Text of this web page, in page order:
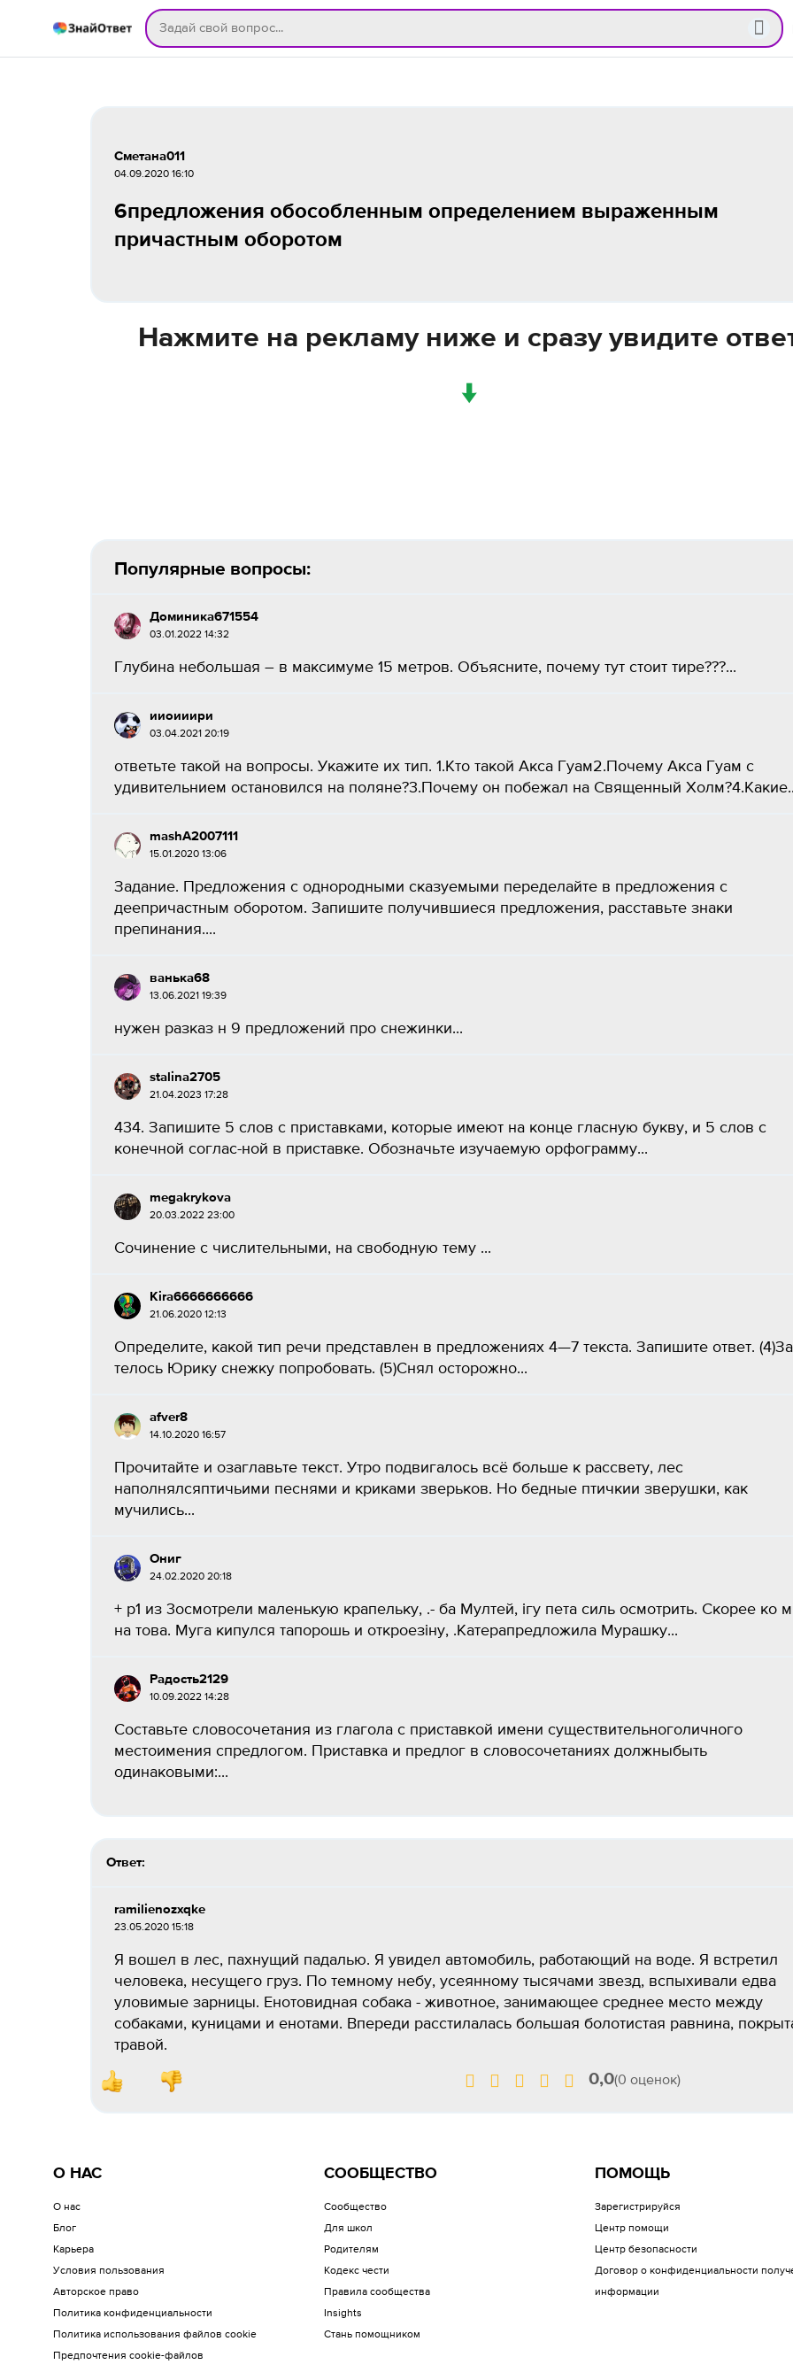
Сметана011
04.09.2020 16:10
6предложения обособленным определением выраженным
причастным оборотом
Нажмите на рекламу ниже и сразу увидите
↓
Популярные вопросы:
Доминика671554
03.01.2022 14:32
Глубина небольшая – в максимуме 15 метров. Объясните, почему тут стоит тире???...
ииоииири
03.04.2021 20:19
ответьте такой на вопросы. Укажите их тип. 1.Кто такой Акса Гуам2.Почему Акса Гуам с
удивительнием остановился на поляне?3.Почему он побежал на Священный
mashA2007111
15.01.2020 13:06
Задание. Предложения с однородными сказуемыми переделайте в предложения с
деепричастным оборотом. Запишите получившиеся предложения, расставьте знаки
препинания....
ванька68
13.06.2021 19:39
нужен разказ н 9 предложений про снежинки...
stalina2705
21.04.2023 17:28
434. Запишите 5 слов с приставками, которые имеют на конце гласную букву, и 5 слов с
конечной соглас-ной в приставке. Обозначьте изучаемую орфограмму​...
megakrykova
20.03.2022 23:00
Сочинение с числительными, на свободную тему ​...
Kira6666666666
21.06.2020 12:13
Опре­де­ли­те, какой тип речи пред­став­лен в пред­ло­же­ни­ях 4—7 тек­ста. За­пи­ши­те ответ.
те­лось Юрику снеж­ку по­про­бо­вать. (5)Снял осто­рож­но...
afver8
14.10.2020 16:57
Прочитайте и озаглавьте текст. Утро подвигалось всё больше к рассвету, лес
наполнялсяптичьими песнями и криками зверьков. Но бедные птичкии зверушки, как
мучились...
Ониг
24.02.2020 20:18
+ р1 из 3осмотрели маленькую крапельку, .- ба Мултей, ігу пета силь осмотрить. Скорее ко
на това. Муга кипулся тапорошь и откроезіну, .Катерапредложила Мурашку...
Радость2129
10.09.2022 14:28
Составьте словосочетания из глагола с приставкой имени существительноголичного
местоимения спредлогом. Приставка и предлог в словосочетаниях должныбыть
одинаковыми:...
Ответ:
ramilienozxqke
23.05.2020 15:18
Я вошел в лес, пахнущий падалью. Я увидел автомобиль, работающий на воде. Я встретил
человека, несущего груз. По темному небу, усеянному тысячами звезд, вспыхивали едва
уловимые зарницы. Енотовидная собака - животное, занимающее среднее место между
собаками, куницами и енотами. Впереди расстилалась большая болотистая равнина,
травой.
0,0(0 оценок)
О НАС
О нас
Блог
Карьера
Условия пользования
Авторское право
Политика конфиденциальности
Политика использования файлов cookie
Предпочтения cookie-файлов
СООБЩЕСТВО
Сообщество
Для школ
Родителям
Кодекс чести
Правила сообщества
Insights
Стань помощником
ПОМОЩЬ
Зарегистрируйся
Центр помощи
Центр безопасности
Договор о конфиденциальности
информации